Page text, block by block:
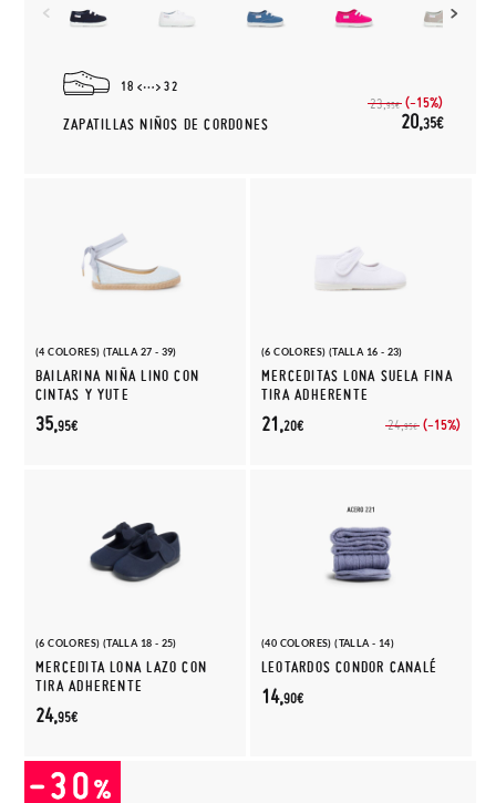
18 32
ZAPATILLAS NIÑOS DE CORDONES
23,95€ (-15%)
20,35€
(4 COLORES) (TALLA 27 - 39)
BAILARINA NIÑA LINO CON
CINTAS Y YUTE
35,95€
(6 COLORES) (TALLA 16 - 23)
MERCEDITAS LONA SUELA FINA
TIRA ADHERENTE
24,95€ (-15%)
21,20€
(6 COLORES) (TALLA 18 - 25)
MERCEDITA LONA LAZO CON
TIRA ADHERENTE
24,95€
(40 COLORES) (TALLA - 14)
LEOTARDOS CONDOR CANALÉ
14,90€